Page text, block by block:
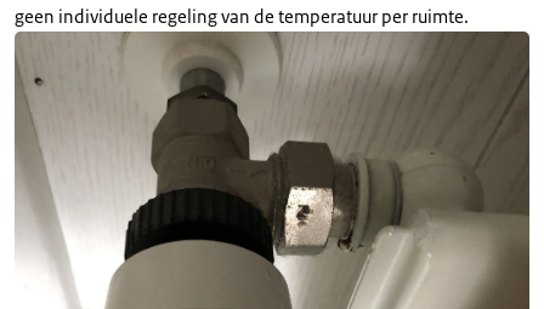
geen individuele regeling van de temperatuur per ruimte.